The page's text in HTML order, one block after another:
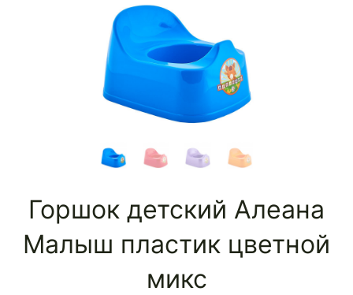
Горшок детский Алеана
Малыш пластик цветной
микс